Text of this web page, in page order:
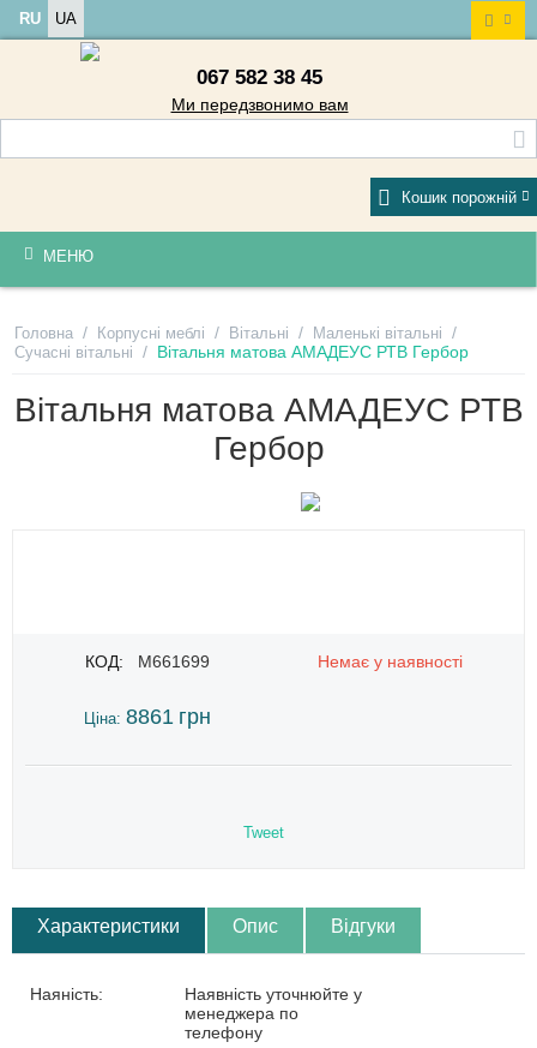
RU UA
067 582 38 45
Ми передзвонимо вам
Кошик порожній
МЕНЮ
Головна / Корпусні меблі / Вітальні / Маленькі вітальні /
Сучасні вітальні / Вітальня матова АМАДЕУС РТВ Гербор
Вітальня матова АМАДЕУС РТВ
Гербор
КОД: M661699 Немає у наявності
Ціна: 8861 грн
Tweet
Характеристики Опис Відгуки
Наяність:
Наявність уточнюйте у
менеджера по
телефону